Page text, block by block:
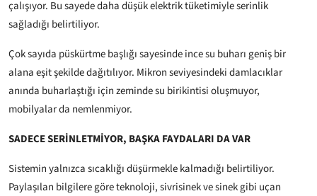
çalışıyor. Bu sayede daha düşük elektrik tüketimiyle serinlik
sağladığı belirtiliyor.
Çok sayıda püskürtme başlığı sayesinde ince su buharı geniş bir
alana eşit şekilde dağıtılıyor. Mikron seviyesindeki damlacıklar
anında buharlaştığı için zeminde su birikintisi oluşmuyor,
mobilyalar da nemlenmiyor.
SADECE SERİNLETMİYOR, BAŞKA FAYDALARI DA VAR
Sistemin yalnızca sıcaklığı düşürmekle kalmadığı belirtiliyor.
Paylaşılan bilgilere göre teknoloji, sivrisinek ve sinek gibi uçan